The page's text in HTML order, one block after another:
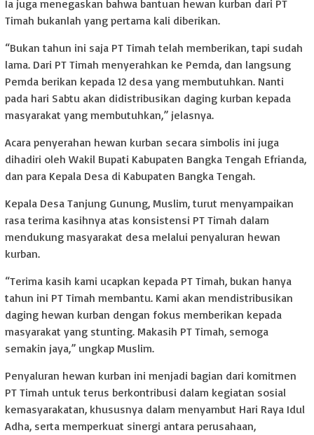
Ia juga menegaskan bahwa bantuan hewan kurban dari PT
Timah bukanlah yang pertama kali diberikan.
“Bukan tahun ini saja PT Timah telah memberikan, tapi sudah
lama. Dari PT Timah menyerahkan ke Pemda, dan langsung
Pemda berikan kepada 12 desa yang membutuhkan. Nanti
pada hari Sabtu akan didistribusikan daging kurban kepada
masyarakat yang membutuhkan,” jelasnya.
Acara penyerahan hewan kurban secara simbolis ini juga
dihadiri oleh Wakil Bupati Kabupaten Bangka Tengah Efrianda,
dan para Kepala Desa di Kabupaten Bangka Tengah.
Kepala Desa Tanjung Gunung, Muslim, turut menyampaikan
rasa terima kasihnya atas konsistensi PT Timah dalam
mendukung masyarakat desa melalui penyaluran hewan
kurban.
“Terima kasih kami ucapkan kepada PT Timah, bukan hanya
tahun ini PT Timah membantu. Kami akan mendistribusikan
daging hewan kurban dengan fokus memberikan kepada
masyarakat yang stunting. Makasih PT Timah, semoga
semakin jaya,” ungkap Muslim.
Penyaluran hewan kurban ini menjadi bagian dari komitmen
PT Timah untuk terus berkontribusi dalam kegiatan sosial
kemasyarakatan, khususnya dalam menyambut Hari Raya Idul
Adha, serta memperkuat sinergi antara perusahaan,